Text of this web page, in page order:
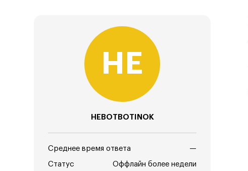
HEBOTBOTINOK
Среднее время ответа —
Статус Оффлайн более недели